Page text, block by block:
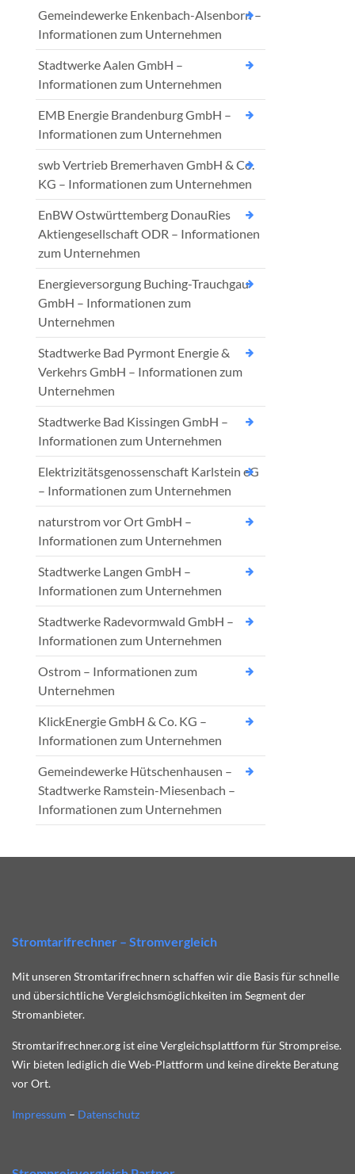
Gemeindewerke Enkenbach-Alsenborn –
Informationen zum Unternehmen
Stadtwerke Aalen GmbH –
Informationen zum Unternehmen
EMB Energie Brandenburg GmbH –
Informationen zum Unternehmen
swb Vertrieb Bremerhaven GmbH & Co.
KG – Informationen zum Unternehmen
EnBW Ostwürttemberg DonauRies
Aktiengesellschaft ODR – Informationen
zum Unternehmen
Energieversorgung Buching-Trauchgau
GmbH – Informationen zum
Unternehmen
Stadtwerke Bad Pyrmont Energie &
Verkehrs GmbH – Informationen zum
Unternehmen
Stadtwerke Bad Kissingen GmbH –
Informationen zum Unternehmen
Elektrizitätsgenossenschaft Karlstein eG
– Informationen zum Unternehmen
naturstrom vor Ort GmbH –
Informationen zum Unternehmen
Stadtwerke Langen GmbH –
Informationen zum Unternehmen
Stadtwerke Radevormwald GmbH –
Informationen zum Unternehmen
Ostrom – Informationen zum
Unternehmen
KlickEnergie GmbH & Co. KG –
Informationen zum Unternehmen
Gemeindewerke Hütschenhausen –
Stadtwerke Ramstein-Miesenbach –
Informationen zum Unternehmen
Stromtarifrechner – Stromvergleich
Mit unseren Stromtarifrechnern schaffen wir die Basis für schnelle
und übersichtliche Vergleichsmöglichkeiten im Segment der
Stromanbieter.
Stromtarifrechner.org ist eine Vergleichsplattform für Strompreise.
Wir bieten lediglich die Web-Plattform und keine direkte Beratung
vor Ort.
Impressum – Datenschutz